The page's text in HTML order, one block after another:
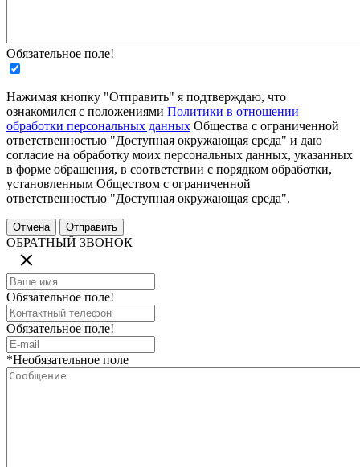
Обязательное поле!
Нажимая кнопку "Отправить" я подтверждаю, что
ознакомился с положениями Политики в отношении
обработки персональных данных Общества с ограниченной
ответственностью "Доступная окружающая среда" и даю
согласие на обработку моих персональных данных, указанных
в форме обращения, в соответствии с порядком обработки,
установленным Обществом с ограниченной
ответственностью "Доступная окружающая среда".
ОБРАТНЫЙ ЗВОНОК
Обязательное поле!
Обязательное поле!
*Необязательное поле